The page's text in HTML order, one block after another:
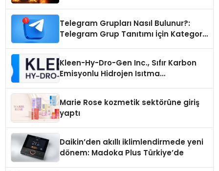
Telegram Grupları Nasıl Bulunur?:
Telegram Grup Tanıtımı İçin Kategori
Kleen-Hy-Dro-Gen Inc., Sıfır Karbon
Emisyonlu Hidrojen Isıtma
Marie Rose kozmetik sektörüne giriş
yaptı
Daikin’den akıllı iklimlendirmede yeni
dönem: Madoka Plus Türkiye’de